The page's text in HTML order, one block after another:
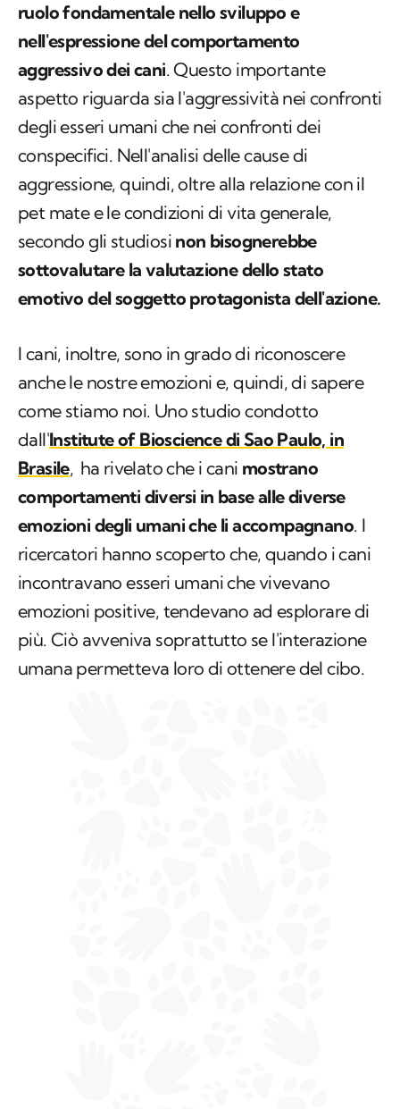
ruolo fondamentale nello sviluppo e
nell'espressione del comportamento
aggressivo dei cani. Questo importante
aspetto riguarda sia l'aggressività nei confronti
degli esseri umani che nei confronti dei
conspecifici. Nell'analisi delle cause di
aggressione, quindi, oltre alla relazione con il
pet mate e le condizioni di vita generale,
secondo gli studiosi non bisognerebbe
sottovalutare la valutazione dello stato
emotivo del soggetto protagonista dell'azione.
I cani, inoltre, sono in grado di riconoscere
anche le nostre emozioni e, quindi, di sapere
come stiamo noi. Uno studio condotto
dall'Institute of Bioscience di Sao Paulo, in
Brasile, ha rivelato che i cani mostrano
comportamenti diversi in base alle diverse
emozioni degli umani che li accompagnano. I
ricercatori hanno scoperto che, quando i cani
incontravano esseri umani che vivevano
emozioni positive, tendevano ad esplorare di
più. Ciò avveniva soprattutto se l'interazione
umana permetteva loro di ottenere del cibo.